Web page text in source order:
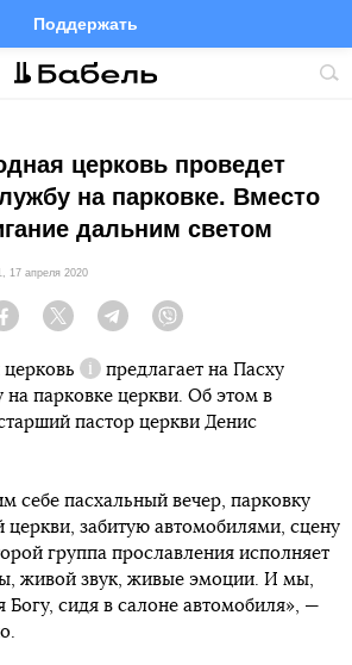
Поддержать
FacebookTelegramTwitter
церковь проведет
на парковке. Вместо
дальним светом
17 апреля 2020
Facebook Twitter Telegram
церковь
Справка
предлагает на Пасху
на парковке церкви. Об этом в
пастор церкви Денис
себе пасхальный вечер, парковку
забитую автомобилями, сцену
группа прославления исполняет
живой звук, живые эмоции. И мы,
Богу, сидя в салоне автомобиля», —